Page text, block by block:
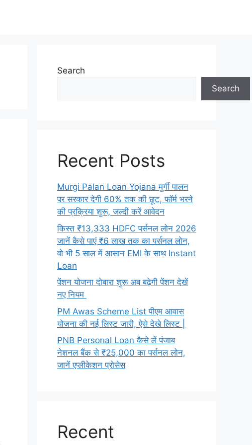
Search
Search
Recent Posts
Murgi Palan Loan Yojana मुर्गी पालन
पर सरकार देगी 60% तक की छूट, फॉर्म भरने
की प्रक्रिया शुरू, जल्दी करें आवेदन
किस्त ₹13,333 HDFC पर्सनल लोन 2026
जानें कैसे पाएं ₹6 लाख तक का पर्सनल लोन,
वो भी 5 साल में आसान EMI के साथ Instant
Loan
पेंशन योजना दोबारा शुरू अब बढ़ेगी पेंशन देखें
नए नियम
PM Awas Scheme List पीएम आवास
योजना की नई लिस्ट जारी, ऐसे देखे लिस्ट |
PNB Personal Loan कैसे लें पंजाब
नेशनल बैंक से ₹25,000 का पर्सनल लोन,
जानें एप्लीकेशन प्रोसेस
Recent